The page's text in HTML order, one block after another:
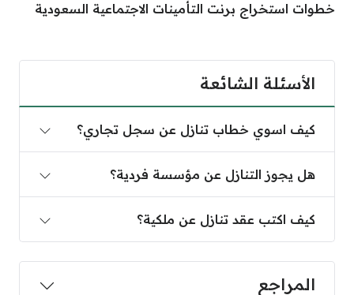
خطوات استخراج برنت التأمينات الاجتماعية السعودية
الأسئلة الشائعة
كيف اسوي خطاب تنازل عن سجل تجاري؟
هل يجوز التنازل عن مؤسسة فردية؟
كيف اكتب عقد تنازل عن ملكية؟
المراجع